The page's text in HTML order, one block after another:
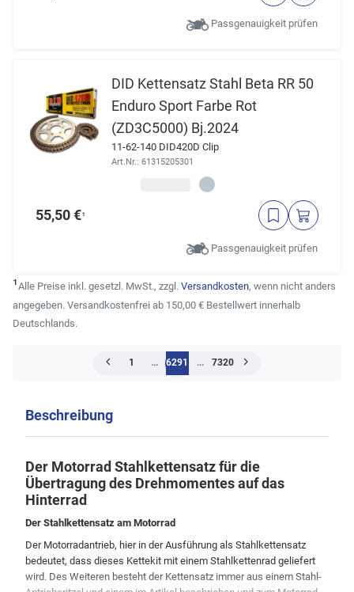
Passgenauigkeit prüfen
DID Kettensatz Stahl Beta RR 50
Enduro Sport Farbe Rot
(ZD3C5000) Bj.2024
11-62-140 DID420D Clip
Art.Nr.: 61315205301
55,50 €¹
Passgenauigkeit prüfen
¹Alle Preise inkl. gesetzl. MwSt., zzgl. Versandkosten, wenn nicht anders
angegeben. Versandkostenfrei ab 150,00 € Bestellwert innerhalb
Deutschlands.
1 ... 6291 ... 7320
Beschreibung
Der Motorrad Stahlkettensatz für die
Übertragung des Drehmomentes auf das
Hinterrad
Der Stahlkettensatz am Motorrad
Der Motorradantrieb, hier in der Ausführung als Stahlkettensatz
bedeutet, dass dieses Kettekit mit einem Stahlkettenrad geliefert
wird. Des Weiteren besteht der Kettensatz immer aus einem Stahl-